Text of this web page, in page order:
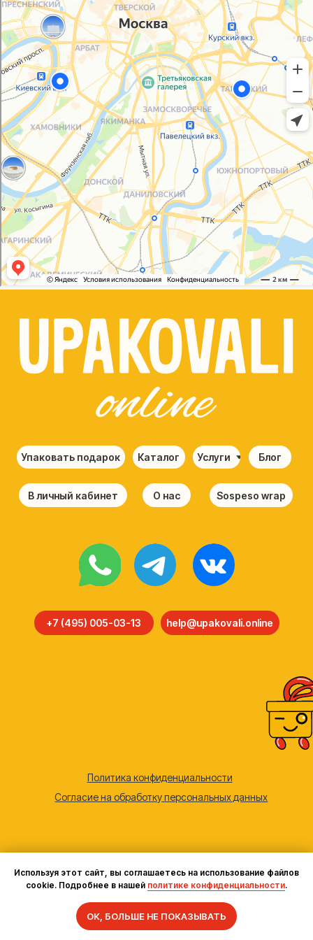
Используя этот сайт, вы соглашаетесь на использование файлов
cookie. Подробнее в нашей политике конфиденциальности.
ОК, БОЛЬШЕ НЕ ПОКАЗЫВАТЬ
Согласие на обработку персональных данных
Политика конфиденциальности
© 2021-2025, ООО "УПАКОВАЛИ ОНЛАЙН"
Сайт разработалаbogac hevas
Задать вопрос